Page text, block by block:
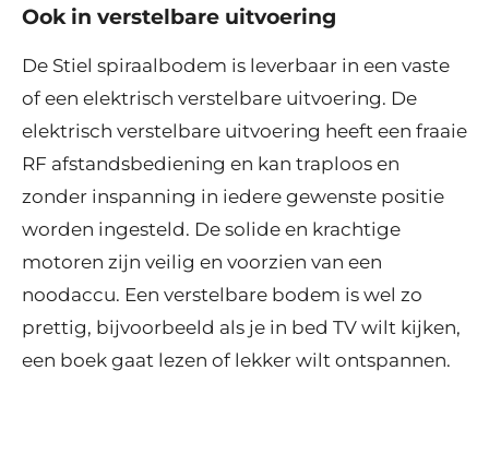
Ook in verstelbare uitvoering
De Stiel spiraalbodem is leverbaar in een vaste
of een elektrisch verstelbare uitvoering. De
elektrisch verstelbare uitvoering heeft een fraaie
RF afstandsbediening en kan traploos en
zonder inspanning in iedere gewenste positie
worden ingesteld. De solide en krachtige
motoren zijn veilig en voorzien van een
noodaccu. Een verstelbare bodem is wel zo
prettig, bijvoorbeeld als je in bed TV wilt kijken,
een boek gaat lezen of lekker wilt ontspannen.